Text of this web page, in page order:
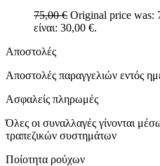
75,00€ Original price was:
είναι: 30,00 €.
Αποστολές
Αποστολές παραγγελιών εντός
Ασφαλείς πληρωμές
Όλες οι συναλλαγές γίνονται
τραπεζικών συστημάτων
Ποίοτητα ρούχων